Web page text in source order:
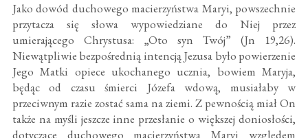
Jako dowód duchowego macierzyństwa Maryi, powszechnie
przytacza się słowa wypowiedziane do Niej przez
umierającego Chrystusa: „Oto syn Twój” (Jn 19,26).
Niewątpliwie bezpośrednią intencją Jezusa było powierzenie
Jego Matki opiece ukochanego ucznia, bowiem Maryja,
będąc od czasu śmierci Józefa wdową, musiałaby w
przeciwnym razie zostać sama na ziemi. Z pewnością miał On
także na myśli jeszcze inne przesłanie o większej doniosłości,
dotyczące duchowego macierzyństwa Maryi względem